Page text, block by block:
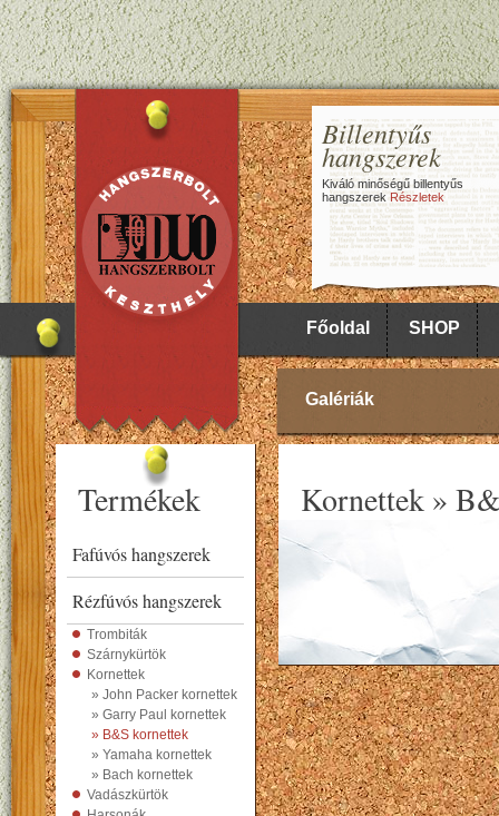
Billentyűs
hangszerek
Kiváló minőségű billentyűs
hangszerekRészletek
Főoldal SHOP
Galériák
Termékek
Fafúvós hangszerek
Rézfúvós hangszerek
Trombiták
Szárnykürtök
Kornettek
» John Packer kornettek
» Garry Paul kornettek
» B&S kornettek
» Yamaha kornettek
» Bach kornettek
Vadászkürtök
Kornettek »